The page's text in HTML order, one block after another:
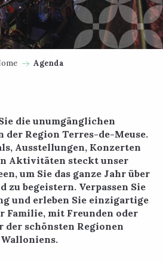
Agenda
die unumgänglichen
der Region Terres-de-Meuse.
Ausstellungen, Konzerten
Aktivitäten steckt unser
um Sie das ganze Jahr über
zu begeistern. Verpassen Sie
und erleben Sie einzigartige
Familie, mit Freunden oder
der schönsten Regionen
Walloniens.